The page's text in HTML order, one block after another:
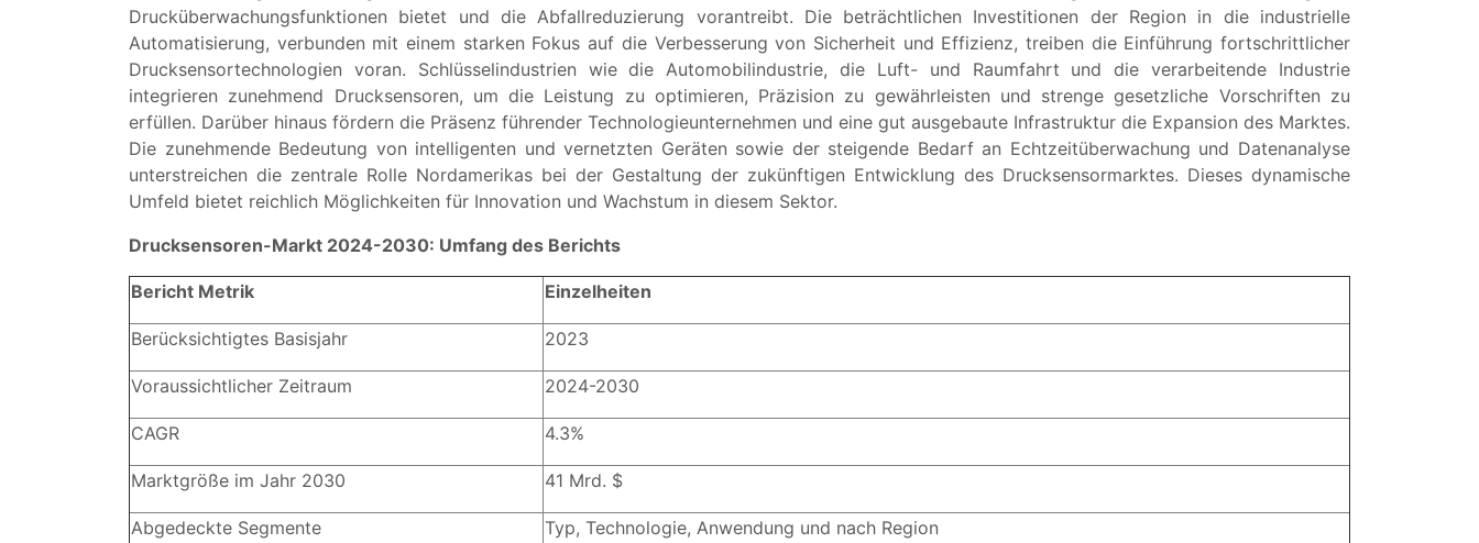
Drucküberwachungsfunktionen bietet und die Abfallreduzierung vorantreibt. Die beträchtlichen Investitionen der Region in die industrielle
Automatisierung, verbunden mit einem starken Fokus auf die Verbesserung von Sicherheit und Effizienz, treiben die Einführung fortschrittlicher
Drucksensortechnologien voran. Schlüsselindustrien wie die Automobilindustrie, die Luft- und Raumfahrt und die verarbeitende Industrie
integrieren zunehmend Drucksensoren, um die Leistung zu optimieren, Präzision zu gewährleisten und strenge gesetzliche Vorschriften zu
erfüllen. Darüber hinaus fördern die Präsenz führender Technologieunternehmen und eine gut ausgebaute Infrastruktur die Expansion des Marktes.
Die zunehmende Bedeutung von intelligenten und vernetzten Geräten sowie der steigende Bedarf an Echtzeitüberwachung und Datenanalyse
unterstreichen die zentrale Rolle Nordamerikas bei der Gestaltung der zukünftigen Entwicklung des Drucksensormarktes. Dieses dynamische
Umfeld bietet reichlich Möglichkeiten für Innovation und Wachstum in diesem Sektor.
Drucksensoren-Markt 2024-2030: Umfang des Berichts
Bericht Metrik Einzelheiten
Berücksichtigtes Basisjahr 2023
Voraussichtlicher Zeitraum 2024-2030
CAGR 4.3%
Marktgröße im Jahr 2030 41 Mrd. $
Abgedeckte Segmente Typ, Technologie, Anwendung und nach Region